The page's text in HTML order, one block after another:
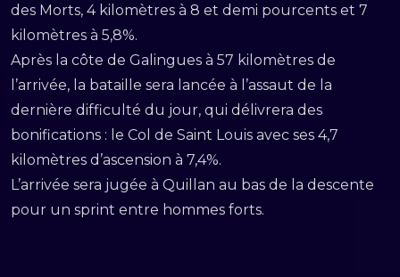
des Morts, 4 kilomètres à 8 et demi pourcents et 7
kilomètres à 5,8%.
Après la côte de Galingues à 57 kilomètres de
l’arrivée, la bataille sera lancée à l’assaut de la
dernière difficulté du jour, qui délivrera des
bonifications : le Col de Saint Louis avec ses 4,7
kilomètres d’ascension à 7,4%.
L’arrivée sera jugée à Quillan au bas de la descente
pour un sprint entre hommes forts.